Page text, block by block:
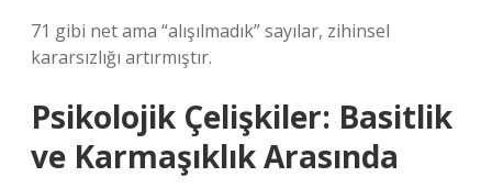
71 gibi net ama “alışılmadık” sayılar, zihinsel
kararsızlığı artırmıştır.
Psikolojik Çelişkiler: Basitlik
ve Karmaşıklık Arasında